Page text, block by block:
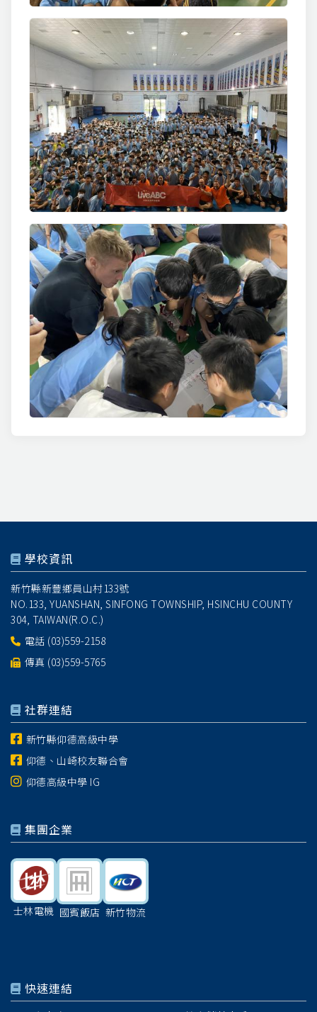
學校資訊
新竹縣新豐鄉員山村133號
NO.133, YUANSHAN, SINFONG TOWNSHIP, HSINCHU COUNTY
304, TAIWAN(R.O.C.)
電話 (03)559-2158
傳真 (03)559-5765
社群連結
新竹縣仰德高級中學
仰德、山崎校友聯合會
仰德高級中學 IG
集團企業
士林電機 國賓飯店 新竹物流
快速連結